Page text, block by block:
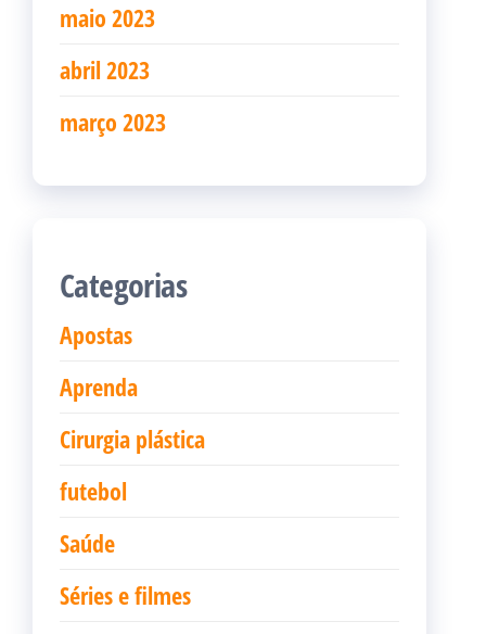
maio 2023
abril 2023
março 2023
Categorias
Apostas
Aprenda
Cirurgia plástica
futebol
Saúde
Séries e filmes